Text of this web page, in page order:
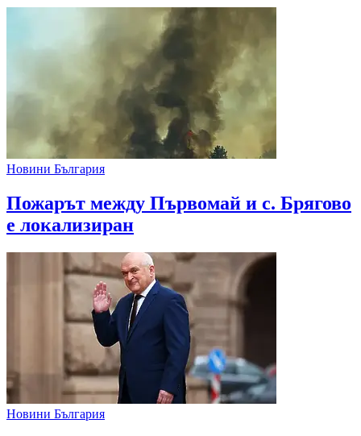
Новини България
Пожарът между Първомай и с. Брягово
е локализиран
Новини България